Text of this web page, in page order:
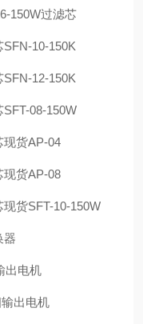
150W过滤芯
SFN-10-150K
SFN-12-150K
SFT-08-150W
现货AP-04
现货AP-08
现货SFT-10-150W
器
出电机
出电机